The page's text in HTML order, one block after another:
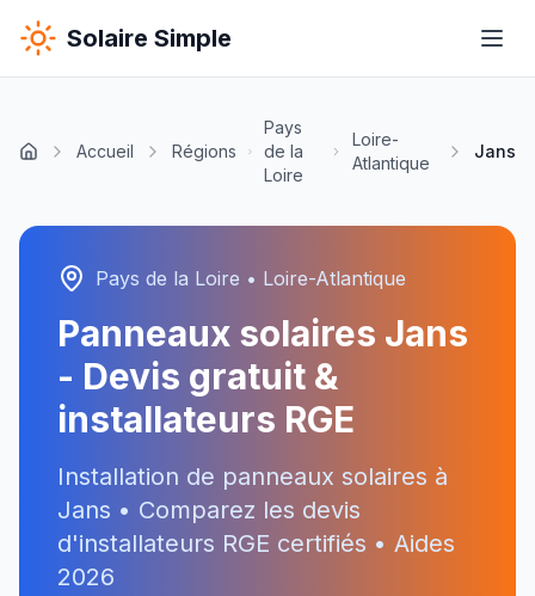
Solaire Simple
Accueil Régions
Pays
de la
Loire
Loire-
Atlantique
Jans
Pays de la Loire • Loire-Atlantique
Panneaux solaires Jans
- Devis gratuit &
installateurs RGE
Installation de panneaux solaires à
Jans • Comparez les devis
d'installateurs RGE certifiés • Aides
2026